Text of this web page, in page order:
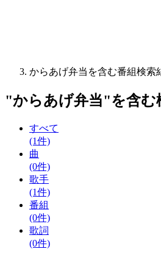
からあげ弁当を含む番組検索
"からあげ弁当"を含む
すべて
(1件)
曲
(0件)
歌手
(1件)
番組
(0件)
歌詞
(0件)